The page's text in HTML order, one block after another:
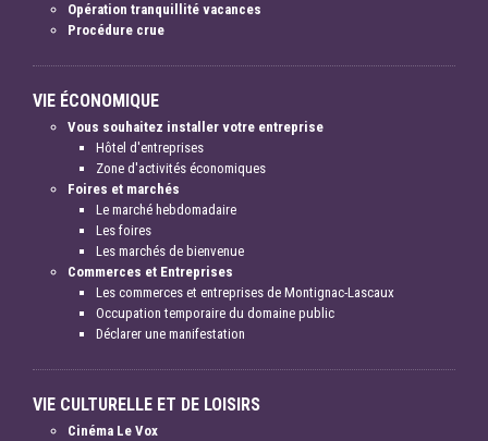
Opération tranquillité vacances
Procédure crue
VIE ÉCONOMIQUE
Vous souhaitez installer votre entreprise
Hôtel d'entreprises
Zone d'activités économiques
Foires et marchés
Le marché hebdomadaire
Les foires
Les marchés de bienvenue
Commerces et Entreprises
Les commerces et entreprises de Montignac-Lascaux
Occupation temporaire du domaine public
Déclarer une manifestation
VIE CULTURELLE ET DE LOISIRS
Cinéma Le Vox